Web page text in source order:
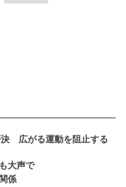
決 広がる運動を阻止する
大声で
係